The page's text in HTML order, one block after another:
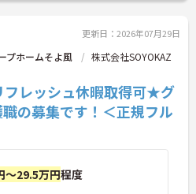
更新日：2026年07月29日
プホームそよ風
株式会社SOYOKAZ
フレッシュ休暇取得可★グ
の募集です！＜正規フル
～29.5万円程度